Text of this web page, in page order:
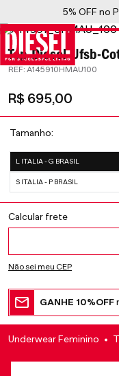
5% OFF no
Top Diesel Ufsb-
: A145910HMAU100
R$ 695,00
Tamanho
L ITALIA - G BRASIL
S ITALIA - P BRASIL
Não sei meu CEP
GANHE 10%OFF
Underwear Feminino